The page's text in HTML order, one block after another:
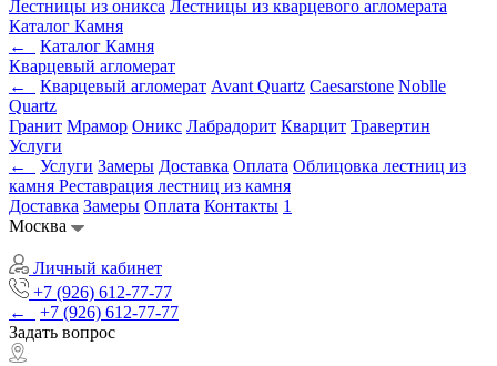
Лестницы из оникса Лестницы из кварцевого агломерата
Каталог Камня
←
Каталог Камня
Кварцевый агломерат
←
Кварцевый агломерат Avant Quartz Caesarstone Noblle
Quartz
Гранит Мрамор Оникс Лабрадорит Кварцит Травертин
Услуги
←
Услуги Замеры Доставка Оплата Облицовка лестниц из
камня Реставрация лестниц из камня
Доставка Замеры Оплата Контакты 1
Москва
Личный кабинет
+7 (926) 612-77-77
←
+7 (926) 612-77-77
Задать вопрос